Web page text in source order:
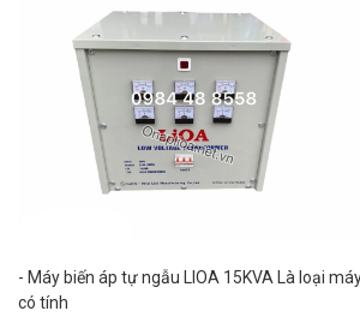
- Máy biến áp tự ngẫu LIOA 15KVA Là loại
có tính